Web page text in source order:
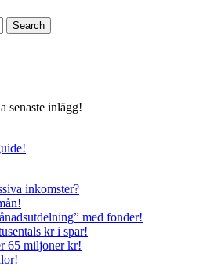
senaste inlägg!
inkomster?
med fonder!
kr i spar!
65 miljoner kr!